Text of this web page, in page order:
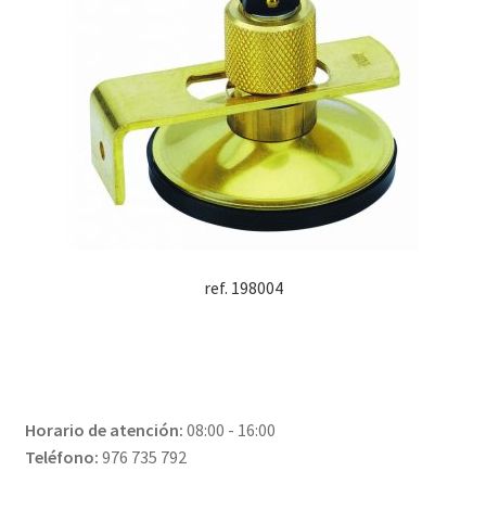
ref. 198004
Horario de atención: 08:00 - 16:00
Teléfono: 976 735 792